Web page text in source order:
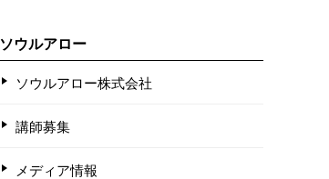
ソウルアロー
ソウルアロー株式会社
講師募集
メディア情報